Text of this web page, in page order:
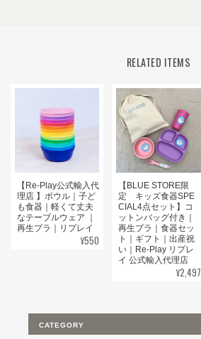
RELATED ITEMS
【Re-Play公式輸入代
理店 】ボウル｜子ど
も食器｜軽くて丈夫
なテーブルウェア ｜
再生プラ｜リプレイ
¥550
【BLUE STORE限
定 キッズ食器SPE
CIAL4点セット】コ
ットンバッグ付き｜
再生プラ｜食器セッ
ト｜ギフト｜出産祝
い｜Re-Play リプレ
イ 公式輸入代理店
¥2,497
CATEGORY